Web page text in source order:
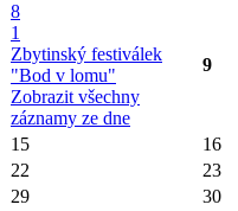
8
1
Zbytinský festiválek
"Bod v lomu"
Zobrazit všechny
záznamy ze dne
9
15
16
22
23
29 30